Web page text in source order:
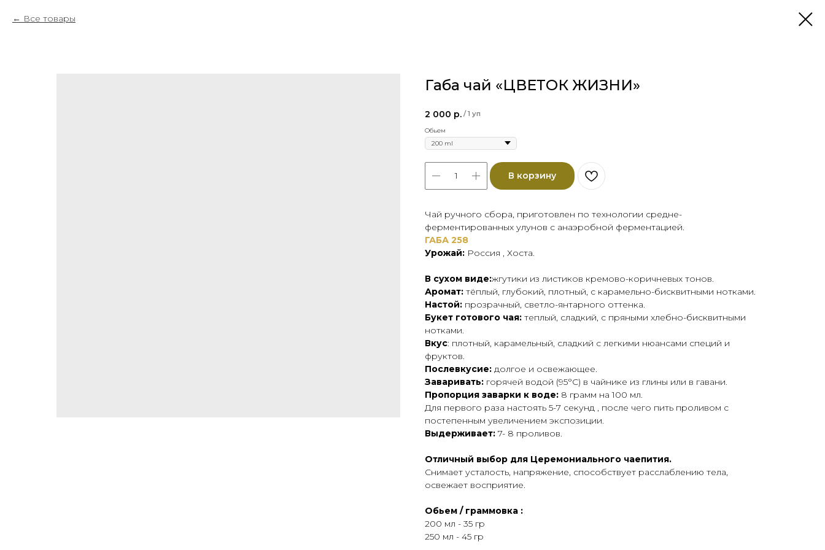
Все товары
Габа чай «ЦВЕТОК ЖИЗНИ»
2 000 р. / 1 уп
Обьем
В корзину
Чай ручного сбора, приготовлен по технологии средне-
ферментированных улунов с анаэробной ферментацией.
ГАБА 258
Урожай: Россия , Хоста.
В сухом виде:жгутики из листиков кремово-коричневых тонов.
Аромат: тёплый, глубокий, плотный, с карамельно-бисквитными нотками.
Настой: прозрачный, светло-янтарного оттенка.
Букет готового чая: теплый, сладкий, с пряными хлебно-бисквитными
нотками.
Вкус: плотный, карамельный, сладкий с легкими нюансами специй и
фруктов.
Послевкусие: долгое и освежающее.
Заваривать: горячей водой (95°С) в чайнике из глины или в гавани.
Пропорция заварки к воде: 8 грамм на 100 мл.
Для первого раза настоять 5-7 секунд , после чего пить проливом с
постепенным увеличением экспозиции.
Выдерживает: 7- 8 проливов.
Отличный выбор для Церемониального чаепития.
Снимает усталость, напряжение, способствует расслаблению тела,
освежает восприятие.
Обьем / граммовка :
200 мл - 35 гр
250 мл - 45 гр